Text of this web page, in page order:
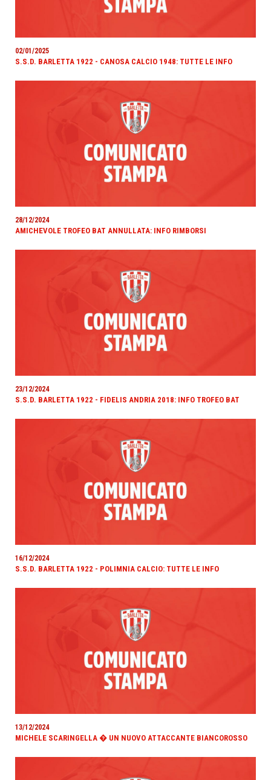
02/01/2025
S.S.D. BARLETTA 1922 - CANOSA CALCIO 1948: TUTTE LE INFO
28/12/2024
AMICHEVOLE TROFEO BAT ANNULLATA: INFO RIMBORSI
23/12/2024
S.S.D. BARLETTA 1922 - FIDELIS ANDRIA 2018: INFO TROFEO BAT
16/12/2024
S.S.D. BARLETTA 1922 - POLIMNIA CALCIO: TUTTE LE INFO
13/12/2024
MICHELE SCARINGELLA � UN NUOVO ATTACCANTE BIANCOROSSO